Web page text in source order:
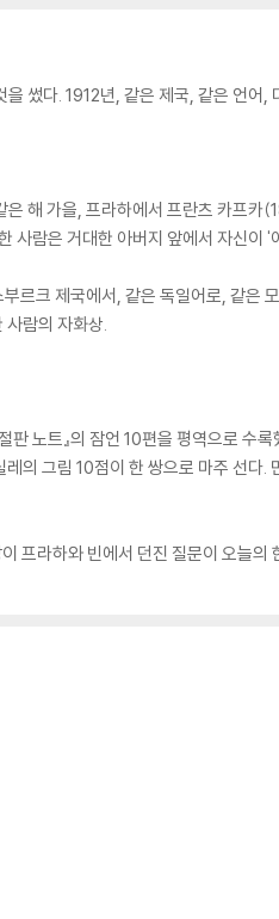
썼다. 1912년, 같은 제국, 같은 언어,
해 가을, 프라하에서 프란츠 카프
사람은 거대한 아버지 앞에서 자신이
르크 제국에서, 같은 독일어로, 같은
사람의 자화상.
절판 노트』의 잠언 10편을 평역으로 수
그림 10점이 한 쌍으로 마주 선다.
프라하와 빈에서 던진 질문이 오늘